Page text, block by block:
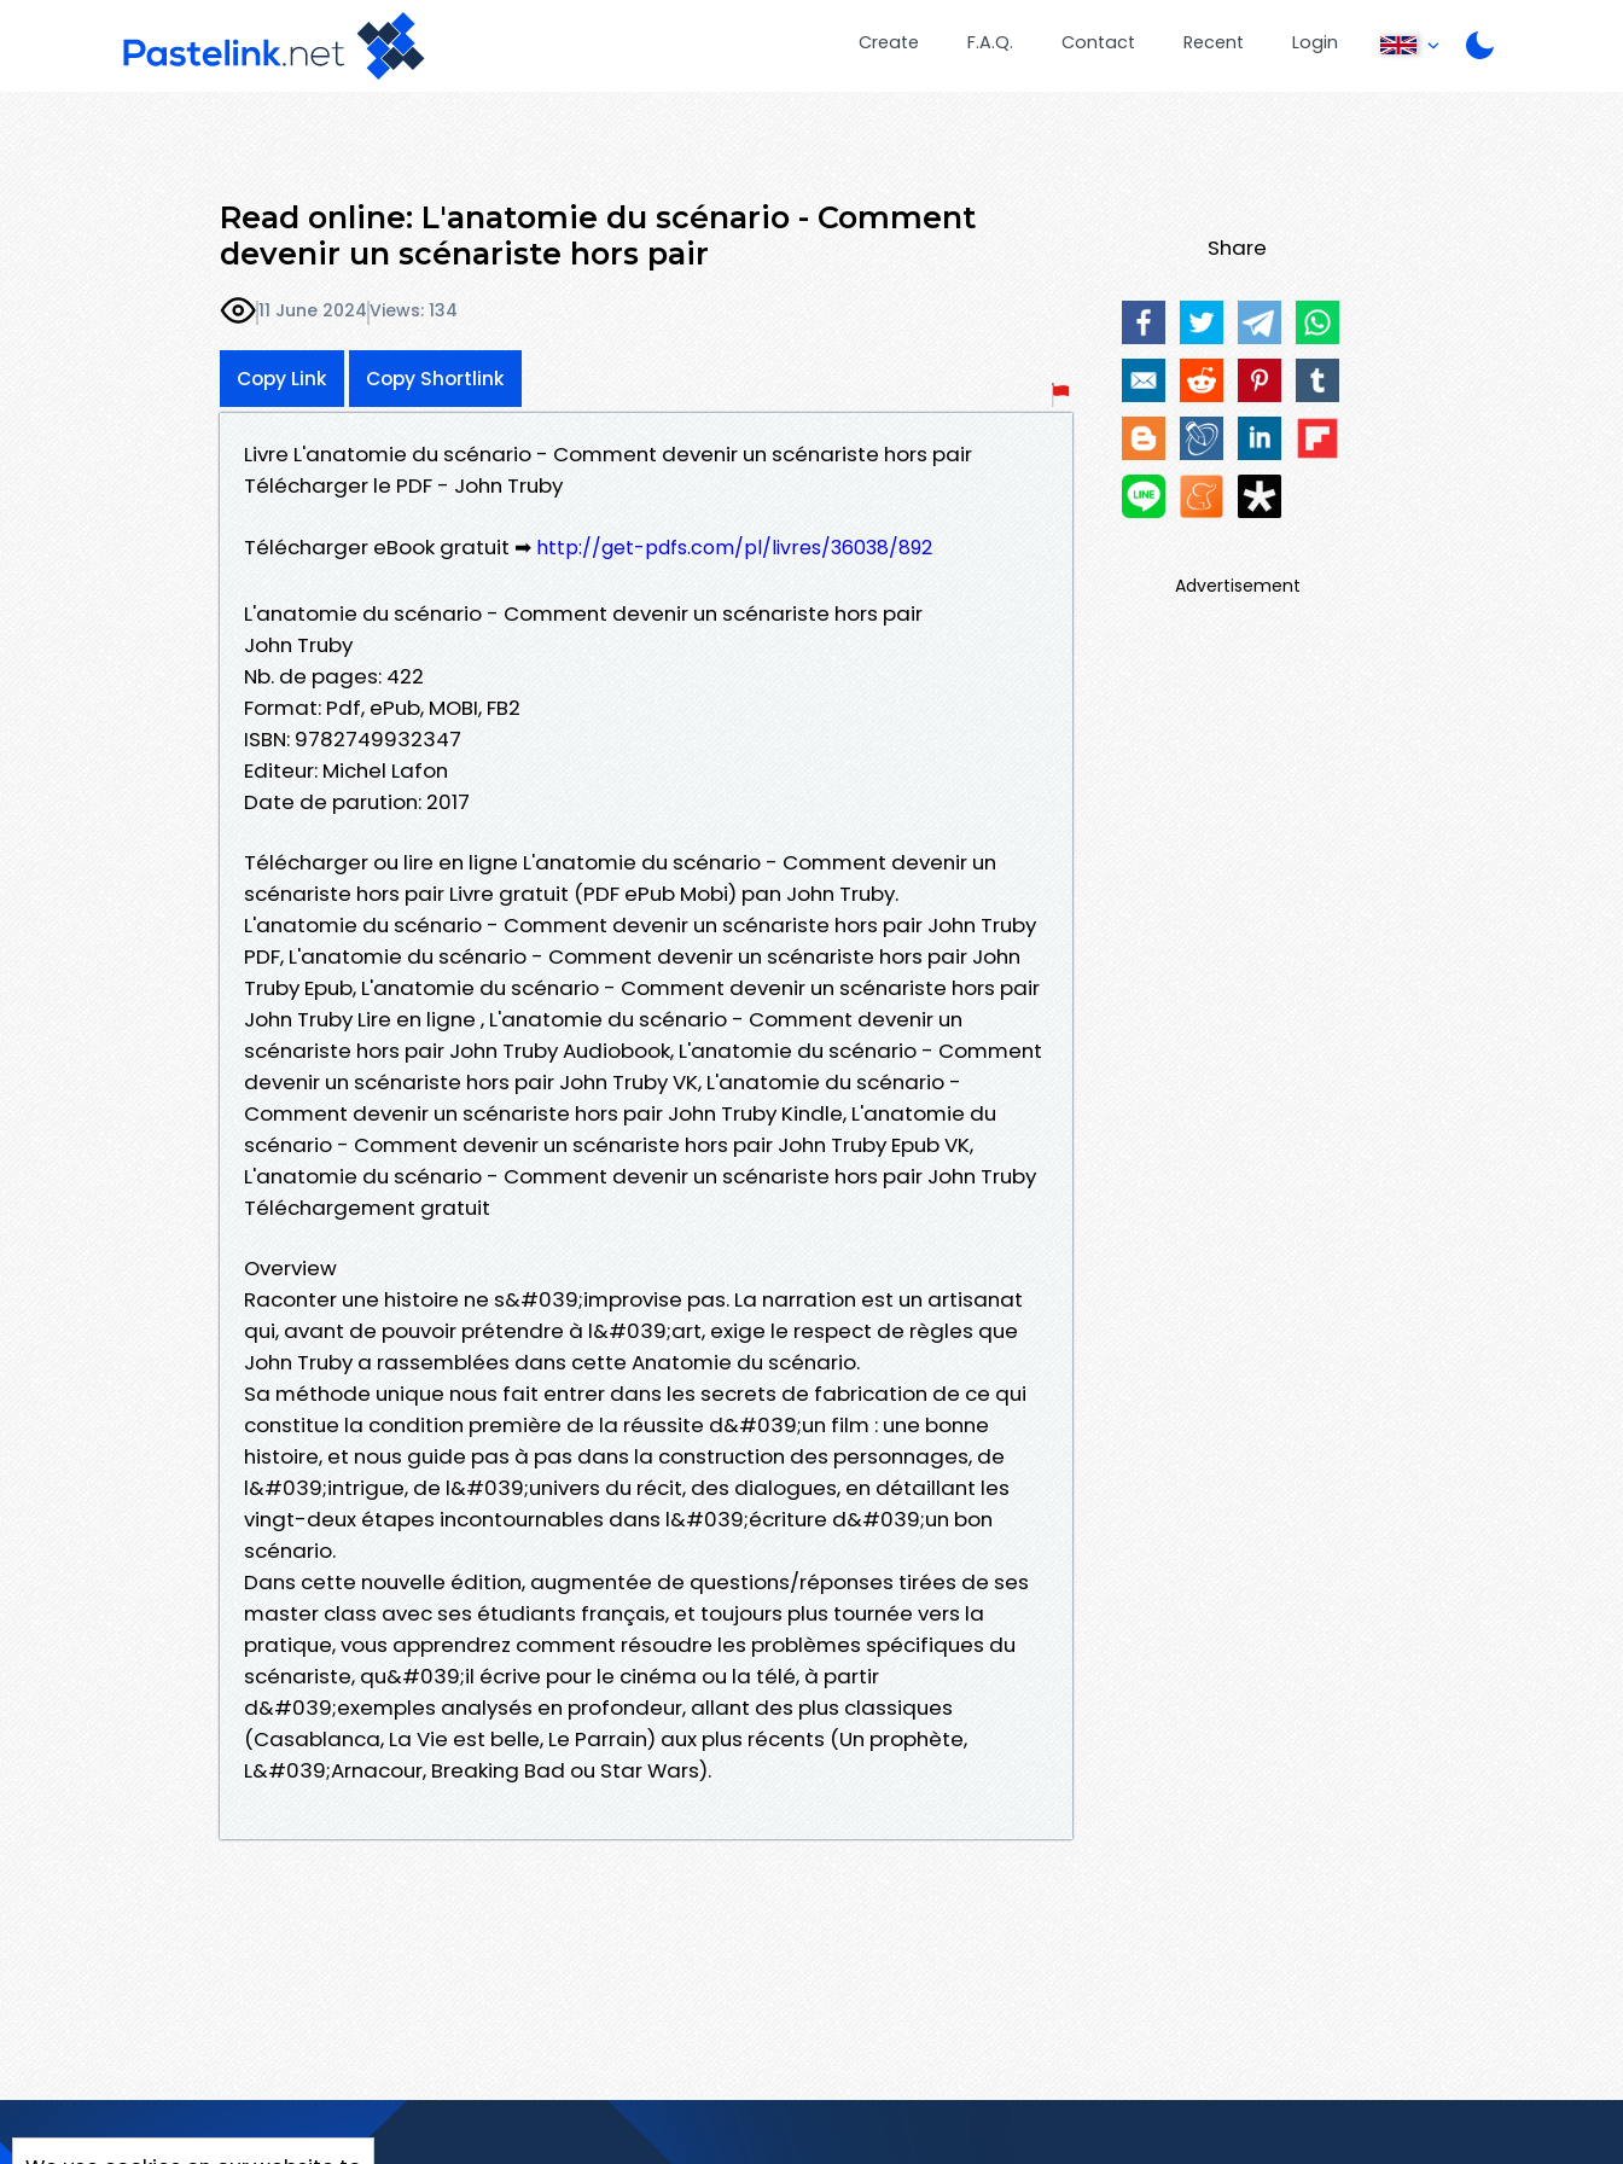
Create F.A.Q. Contact Recent Login
Read online: L'anatomie du scénario - Comment
devenir un scénariste hors pair
11 June 2024Views: 134
Copy Link Copy Shortlink
Livre L'anatomie du scénario - Comment devenir un scénariste hors pair
Télécharger le PDF - John Truby
Télécharger eBook gratuit ➡ http://get-pdfs.com/pl/livres/36038/892
L'anatomie du scénario - Comment devenir un scénariste hors pair
John Truby
Nb. de pages: 422
Format: Pdf, ePub, MOBI, FB2
ISBN: 9782749932347
Editeur: Michel Lafon
Date de parution: 2017
Télécharger ou lire en ligne L'anatomie du scénario - Comment devenir un
scénariste hors pair Livre gratuit (PDF ePub Mobi) pan John Truby.
L'anatomie du scénario - Comment devenir un scénariste hors pair John Truby
PDF, L'anatomie du scénario - Comment devenir un scénariste hors pair John
Truby Epub, L'anatomie du scénario - Comment devenir un scénariste hors pair
John Truby Lire en ligne , L'anatomie du scénario - Comment devenir un
scénariste hors pair John Truby Audiobook, L'anatomie du scénario - Comment
devenir un scénariste hors pair John Truby VK, L'anatomie du scénario -
Comment devenir un scénariste hors pair John Truby Kindle, L'anatomie du
scénario - Comment devenir un scénariste hors pair John Truby Epub VK,
L'anatomie du scénario - Comment devenir un scénariste hors pair John Truby
Téléchargement gratuit
Overview
Raconter une histoire ne s&#039;improvise pas. La narration est un artisanat
qui, avant de pouvoir prétendre à l&#039;art, exige le respect de règles que
John Truby a rassemblées dans cette Anatomie du scénario.
Sa méthode unique nous fait entrer dans les secrets de fabrication de ce qui
constitue la condition première de la réussite d&#039;un film : une bonne
histoire, et nous guide pas à pas dans la construction des personnages, de
l&#039;intrigue, de l&#039;univers du récit, des dialogues, en détaillant les
vingt-deux étapes incontournables dans l&#039;écriture d&#039;un bon
scénario.
Dans cette nouvelle édition, augmentée de questions/réponses tirées de ses
master class avec ses étudiants français, et toujours plus tournée vers la
pratique, vous apprendrez comment résoudre les problèmes spécifiques du
scénariste, qu&#039;il écrive pour le cinéma ou la télé, à partir
d&#039;exemples analysés en profondeur, allant des plus classiques
(Casablanca, La Vie est belle, Le Parrain) aux plus récents (Un prophète,
L&#039;Arnacour, Breaking Bad ou Star Wars).
Share
Advertisement